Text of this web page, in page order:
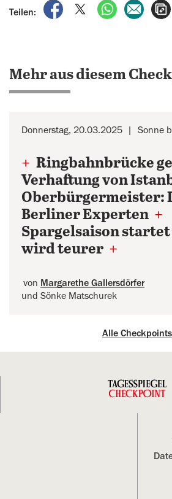
Teilen:
auf Facebook teilen
auf X teilen
per per
Mehr aus diesem
Donnerstag, 20.03.2025 Sonne
+ Ringbahnbrücke
Verhaftung von
Oberbürgermeister:
Berliner Experten +
Spargelsaison
wird teurer +
von Margarethe Gallersdörfer
und Sönke Matschurek
Alle Checkpoints